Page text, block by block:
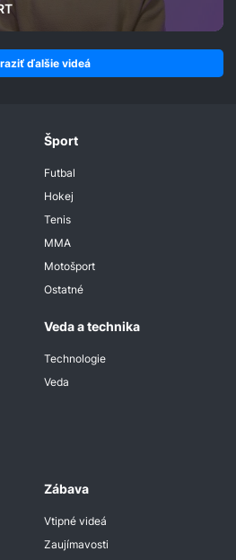
ďalšie videá
Šport
Futbal
Hokej
Tenis
MMA
Motošport
Ostatné
Veda a technika
Technologie
Veda
Zábava
Vtipné videá
Zaujímavosti